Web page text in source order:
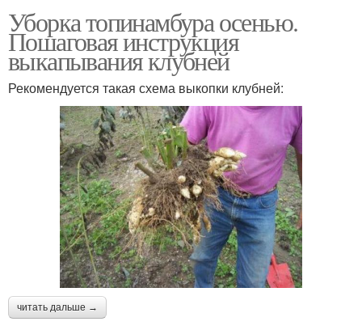
Уборка топинамбура осенью.
Пошаговая инструкция
выкапывания клубней
Рекомендуется такая схема выкопки клубней:
читать дальше →